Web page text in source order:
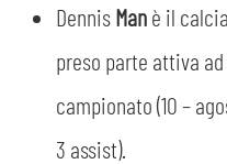
DennisManè il
preso parte attiva
campionato (10 –
3 assist).